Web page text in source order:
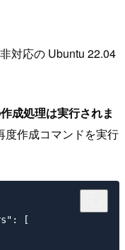
対応の Ubuntu 22.04
成処理は実行されま
度作成コマンドを実行
[